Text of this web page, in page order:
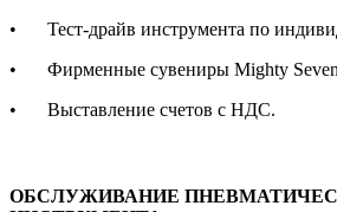
•
Тест-драйв инструмента по
•
Фирменные сувениры Mighty
•
Выставление счетов с НДС.
ОБСЛУЖИВАНИЕ